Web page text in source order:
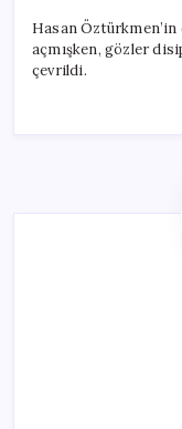
Hasan
açmışken, gözler
çevrildi.